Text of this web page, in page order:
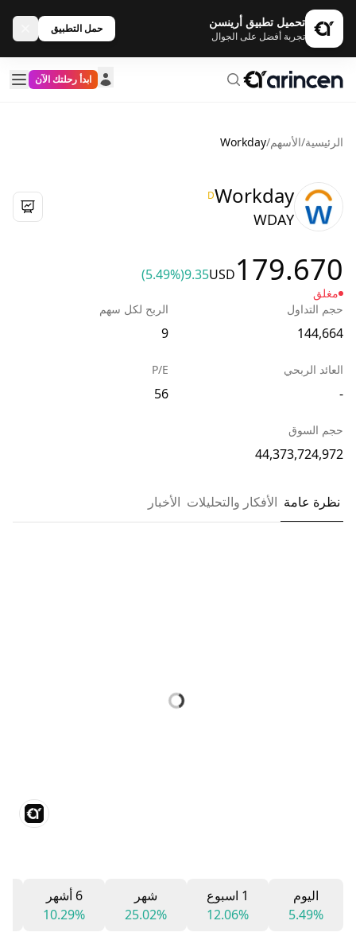
تحميل تطبيق أرينسن
تجربة أفضل على الجوال
حمل التطبيق
ابدأ رحلتك الآن
الرئيسية/الأسهم/
Workday
Workday
D
WDAY
179.670
USD
9.35
(5.49%)
مغلق
حجم التداول
144,664
الربح لكل سهم
9
العائد الربحي
-
P/E
56
حجم السوق
44,373,724,972
نظرة عامة الأفكار والتحليلات الأخبار
اليوم
5.49%
1 اسبوع
12.06%
شهر
25.02%
6 أشهر
10.29%